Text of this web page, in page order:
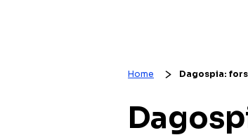
Home Dagospia: